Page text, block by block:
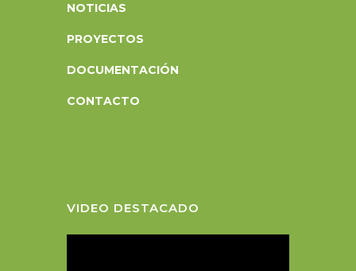
NOTICIAS
PROYECTOS
DOCUMENTACIÓN
CONTACTO
VIDEO DESTACADO